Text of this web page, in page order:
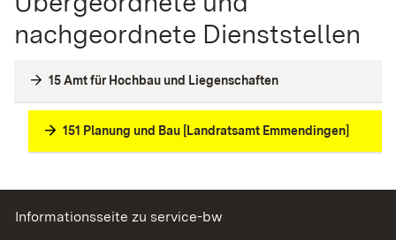
nachgeordnete Dienststellen
15 Amt für Hochbau und Liegenschaften
151 Planung und Bau [Landratsamt Emmendingen]
Informationsseite zu service-bw